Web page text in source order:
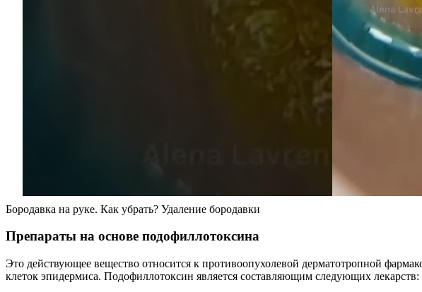
Бородавка на руке. Как убрать? Удаление бородавки
Препараты на основе подофиллотоксина
Это действующее вещество относится к противоопухолевой дерматотропной
клеток эпидермиса. Подофиллотоксин является составляющим следующих лекарств: